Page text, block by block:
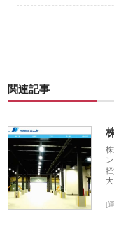
関連記事
[